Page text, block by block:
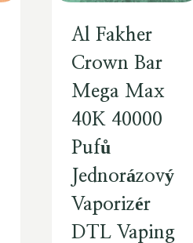
Al Fakher
Crown Bar
Mega Max
40K 40000
Pufů
Jednorázový
Vaporizér
DTL Vaping